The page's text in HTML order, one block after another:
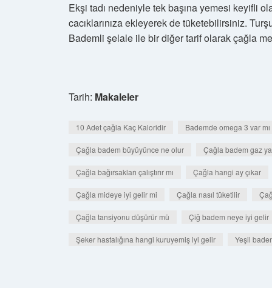
Ekşi tadı nedeniyle tek başına yemesi keyifli
cacıklarınıza ekleyerek de tüketebilirsiniz.
Bademli şelale ile bir diğer tarif olarak çağla
Tarih: Makaleler
10 Adet çağla Kaç Kaloridir Bademde omega 3 var mı
Çağla badem büyüyünce ne olur Çağla badem gaz
Çağla bağırsakları çalıştırır mı Çağla hangi ay çıkar
Çağla mideye iyi gelir mi Çağla nasıl tüketilir
Çağla tansiyonu düşürür mü Çiğ badem neye iyi gelir
Şeker hastalığına hangi kuruyemiş iyi gelir Yeşil